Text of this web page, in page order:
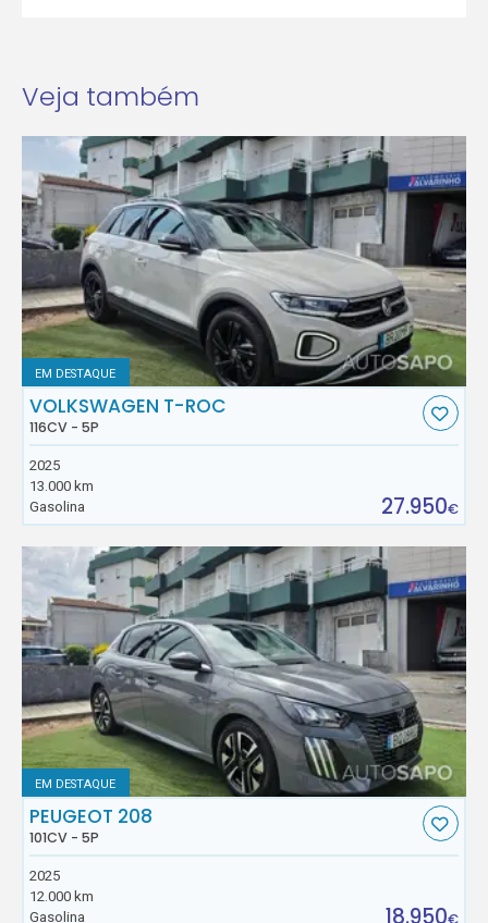
Veja também
EM DESTAQUE
VOLKSWAGEN T-ROC
116CV - 5P
2025
13.000 km
Gasolina
27.950€
EM DESTAQUE
PEUGEOT 208
101CV - 5P
2025
12.000 km
Gasolina
18.950€